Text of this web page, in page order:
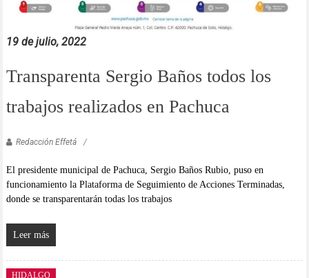
19 de julio, 2022
Transparenta Sergio Baños todos los
trabajos realizados en Pachuca
Redacción Effetá
El presidente municipal de Pachuca, Sergio Baños Rubio, puso en
funcionamiento la Plataforma de Seguimiento de Acciones Terminadas,
donde se transparentarán todas los trabajos
Leer más
HIDALGO